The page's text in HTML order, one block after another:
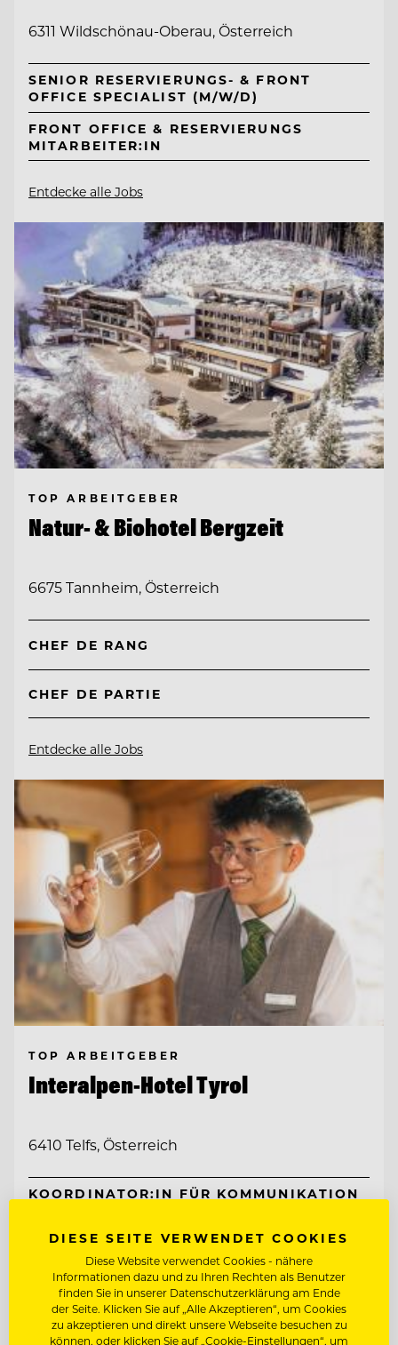
6311 Wildschönau-Oberau, Österreich
SENIOR RESERVIERUNGS- & FRONT
OFFICE SPECIALIST (M/W/D)
FRONT OFFICE & RESERVIERUNGS
MITARBEITER:IN
Entdecke alle Jobs
TOP ARBEITGEBER
Natur- & Biohotel Bergzeit
6675 Tannheim, Österreich
CHEF DE RANG
CHEF DE PARTIE
Entdecke alle Jobs
TOP ARBEITGEBER
Interalpen-Hotel Tyrol
6410 Telfs, Österreich
KOORDINATOR:IN FÜR KOMMUNIKATION
Entdecke alle Jobs
DIESE SEITE VERWENDET COOKIES
Diese Website verwendet Cookies - nähere
Informationen dazu und zu Ihren Rechten als Benutzer
finden Sie in unserer Datenschutzerklärung am Ende
der Seite. Klicken Sie auf „Alle Akzeptieren“, um Cookies
zu akzeptieren und direkt unsere Webseite besuchen zu
können, oder klicken Sie auf „Cookie-Einstellungen“, um